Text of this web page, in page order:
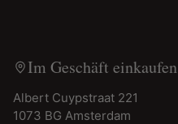
Im Geschäft einkaufen
Albert Cuypstraat 221
1073 BG Amsterdam